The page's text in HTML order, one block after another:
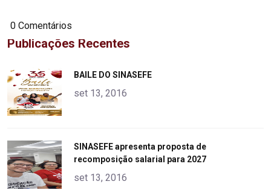
0 Comentários
Publicações Recentes
alt="product">
BAILE DO SINASEFE
set 13, 2016
alt="product">
SINASEFE apresenta proposta de
recomposição salarial para 2027
set 13, 2016